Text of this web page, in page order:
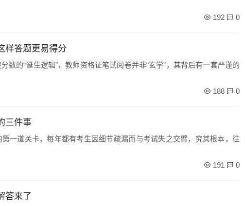
192 0
样答题更易得分
数的“诞生逻辑”，教师资格证笔试阅卷并非“玄学”，其背后有一套严谨的
188 0
三件事
一道关卡，每年都有考生因细节疏漏而与考试失之交臂，究其根本，往
191 0
答来了